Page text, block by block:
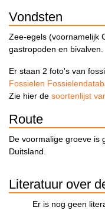
Vondsten
Zee-egels (voornamelijk
gastropoden en bivalven.
Er staan 2 foto's van
Fossielen
Zie hier de soortenlijst
Route
De voormalige groeve is
Duitsland.
Literatuur over
Er is nog geen